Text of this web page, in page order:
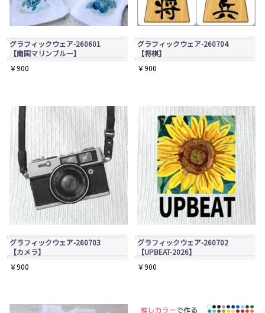
グラフィックウェア-260601
【南国マリンブルー】
￥900
グラフィックウェア-260704
【将棋】
￥900
グラフィックウェア-260703
【カメラ】
￥900
グラフィックウェア-260702
【UPBEAT-2026】
￥900